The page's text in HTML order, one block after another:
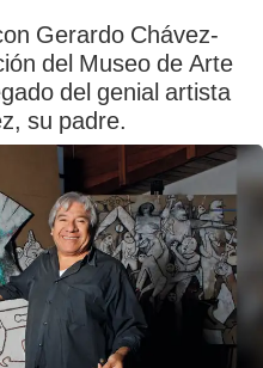
Gerardo Chávez-
del Museo de Arte
del genial artista
su padre.